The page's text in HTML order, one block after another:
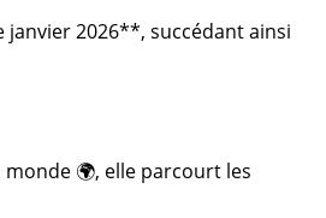
2026**, succédant ainsi
🌍, elle parcourt les